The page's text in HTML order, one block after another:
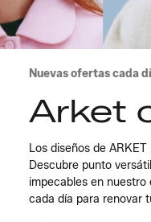
Nuevas ofertas cada
Arket
Los diseños de
Descubre punto
impecables en nuestro
cada día para renovar